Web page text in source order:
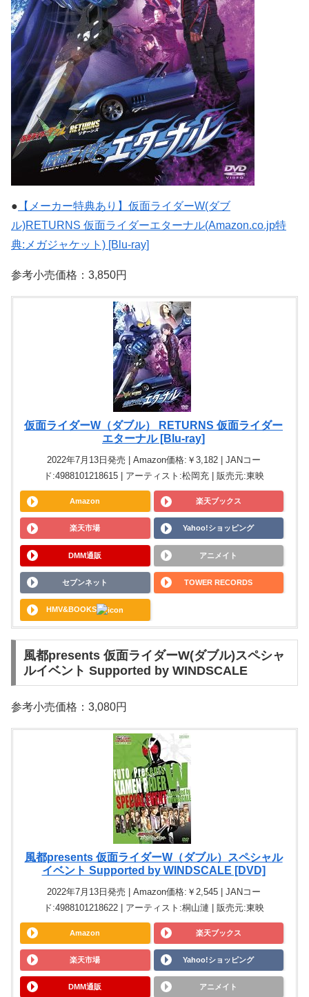
● 【メーカー特典あり】仮面ライダーW(ダブ
ル)RETURNS 仮面ライダーエターナル(Amazon.co.jp特
典:メガジャケット) [Blu-ray]
参考小売価格：3,850円
仮面ライダーW（ダブル） RETURNS 仮面ライダー
エターナル [Blu-ray]
2022年7月13日発売 | Amazon価格:￥3,182 | JANコー
ド:4988101218615 | アーティスト:松岡充 | 販売元:東映
Amazon 楽天ブックス
楽天市場 Yahoo!ショッピング
DMM通販 アニメイト
セブンネット TOWER RECORDS
HMV&BOOKS
風都presents 仮面ライダーW(ダブル)スペシャ
ルイベント Supported by WINDSCALE
参考小売価格：3,080円
風都presents 仮面ライダーW（ダブル）スペシャル
イベント Supported by WINDSCALE [DVD]
2022年7月13日発売 | Amazon価格:￥2,545 | JANコー
ド:4988101218622 | アーティスト:桐山漣 | 販売元:東映
Amazon 楽天ブックス
楽天市場 Yahoo!ショッピング
DMM通販 アニメイト